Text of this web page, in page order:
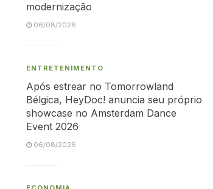
modernização
06/08/2026
ENTRETENIMENTO
Após estrear no Tomorrowland
Bélgica, HeyDoc! anuncia seu próprio
showcase no Amsterdam Dance
Event 2026
06/08/2026